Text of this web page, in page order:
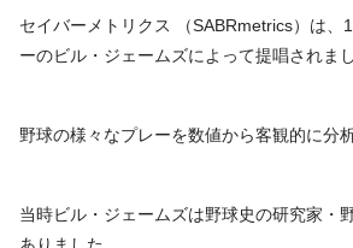
セイバーメトリクス （SABRmetrics）は、
ーのビル・ジェームズによって提唱されまし
野球の様々なプレーを数値から客観的に分
当時ビル・ジェームズは野球史の研究家・